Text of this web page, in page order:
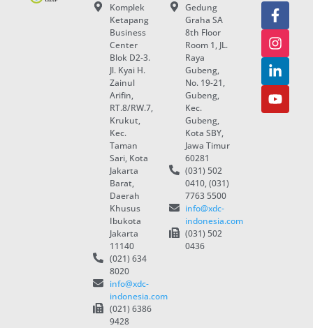
Komplek
Ketapang
Business
Center
Blok D2-3.
Jl. Kyai H.
Zainul
Arifin,
RT.8/RW.7,
Krukut,
Kec.
Taman
Sari, Kota
Jakarta
Barat,
Daerah
Khusus
Ibukota
Jakarta
11140
(021) 634
8020
info@xdc-
indonesia.com
(021) 6386
9428
Gedung
Graha SA
8th Floor
Room 1, JL.
Raya
Gubeng,
No. 19-21,
Gubeng,
Kec.
Gubeng,
Kota SBY,
Jawa Timur
60281
(031) 502
0410, (031)
7763 5500
info@xdc-
indonesia.com
(031) 502
0436